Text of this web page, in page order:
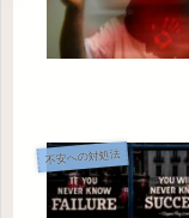
不安への対処法